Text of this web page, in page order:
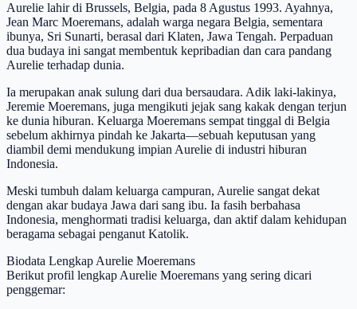
Aurelie lahir di Brussels, Belgia, pada 8 Agustus 1993. Ayahnya,
Jean Marc Moeremans, adalah warga negara Belgia, sementara
ibunya, Sri Sunarti, berasal dari Klaten, Jawa Tengah. Perpaduan
dua budaya ini sangat membentuk kepribadian dan cara pandang
Aurelie terhadap dunia.
Ia merupakan anak sulung dari dua bersaudara. Adik laki-lakinya,
Jeremie Moeremans, juga mengikuti jejak sang kakak dengan terjun
ke dunia hiburan. Keluarga Moeremans sempat tinggal di Belgia
sebelum akhirnya pindah ke Jakarta—sebuah keputusan yang
diambil demi mendukung impian Aurelie di industri hiburan
Indonesia.
Meski tumbuh dalam keluarga campuran, Aurelie sangat dekat
dengan akar budaya Jawa dari sang ibu. Ia fasih berbahasa
Indonesia, menghormati tradisi keluarga, dan aktif dalam kehidupan
beragama sebagai penganut Katolik.
Biodata Lengkap Aurelie Moeremans
Berikut profil lengkap Aurelie Moeremans yang sering dicari
penggemar: